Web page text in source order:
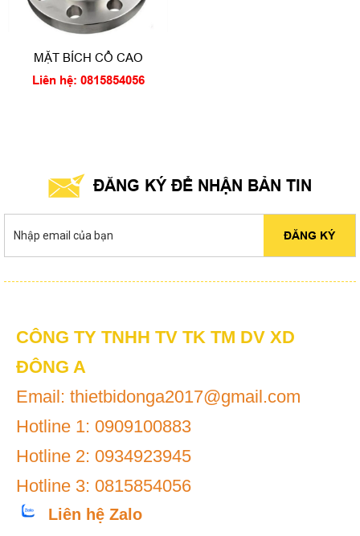
MẶT BÍCH CỔ CAO
Liên hệ: 0815854056
ĐĂNG KÝ ĐỂ NHẬN BẢN TIN
ĐĂNG KÝ
CÔNG TY TNHH TV TK TM DV XD
ĐÔNG A
Email: thietbidonga2017@gmail.com
Hotline 1: 0909100883
Hotline 2: 0934923945
Hotline 3: 0815854056
Liên hệ Zalo
HOÀN THÀNH
0815854056